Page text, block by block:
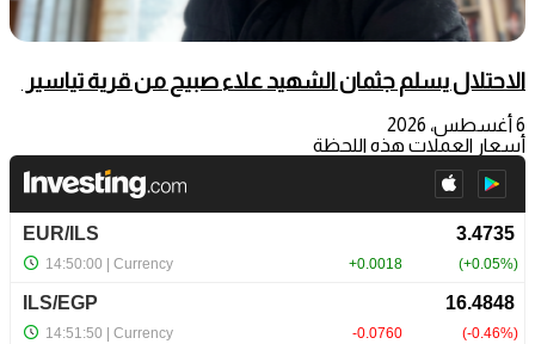
الاحتلال يسلم جثمان الشهيد علاء صبيح من قرية تياسير
6 أغسطس، 2026
أسعار العملات هذه اللحظة